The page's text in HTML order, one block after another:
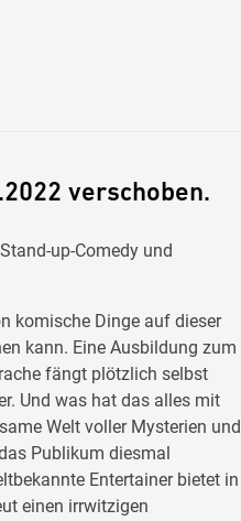
verschoben.
up-Comedy und
komische Dinge auf dieser
kann. Eine Ausbildung zum
fängt plötzlich selbst
Und was hat das alles mit
Welt voller Mysterien und
Publikum diesmal
Entertainer bietet in
einen irrwitzigen